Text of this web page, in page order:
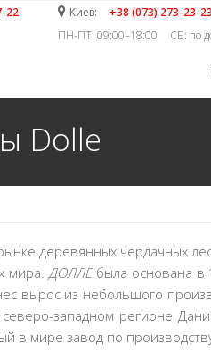
22
Киев: +38 (073) 273-23-23
ПН-ПТ: 09:00–18:00
CБ: по
Dolle
деревянных чердачных
мира.ДОЛЛЕбыла основана в
вырос из небольшого
западном регионе
в мире завод по